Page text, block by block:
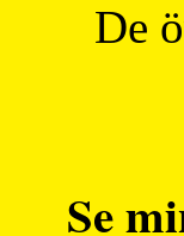
De
Se